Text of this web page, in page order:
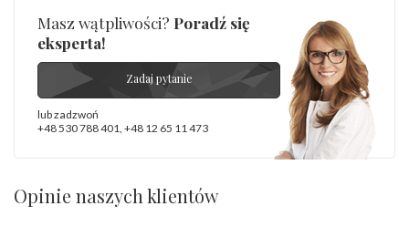
Masz wątpliwości? Poradź się
eksperta!
Zadaj pytanie
lub zadzwoń
+48 530 788 401, +48 12 65 11 473
Opinie naszych klientów